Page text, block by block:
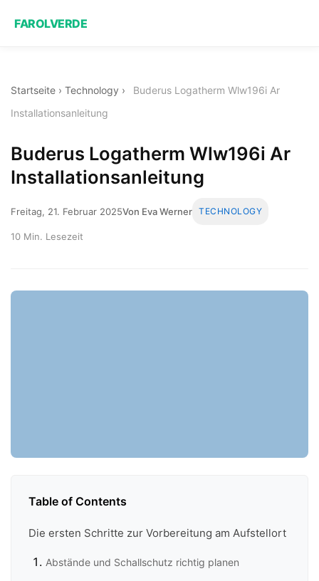
FAROLVERDE
Startseite › Technology ›
Buderus Logatherm Wlw196i Ar
Installationsanleitung
Buderus Logatherm Wlw196i Ar
Installationsanleitung
Freitag, 21. Februar 2025Von Eva Werner TECHNOLOGY
10 Min. Lesezeit
Table of Contents
Die ersten Schritte zur Vorbereitung am Aufstellort
Abstände und Schallschutz richtig planen